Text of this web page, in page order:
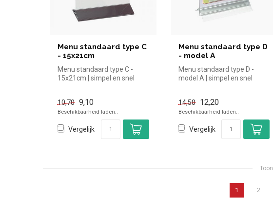
Menu standaard type C
- 15x21cm
Menu standaard type C -
15x21cm | simpel en snel
10,70 9,10
Beschikbaarheid laden..
Vergelijk
Menu standaard type D
- model A
Menu standaard type D -
model A | simpel en snel
14,50 12,20
Beschikbaarheid laden..
Vergelijk
Toon
1 2